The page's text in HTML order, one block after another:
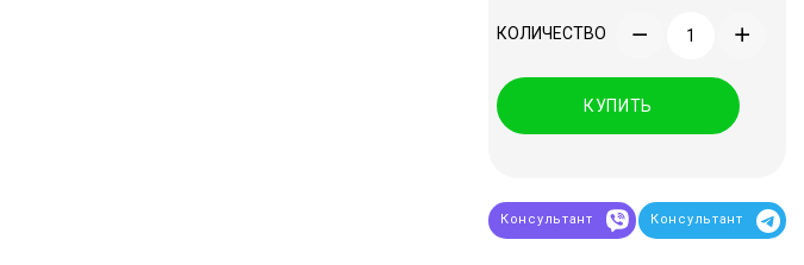
КОЛИЧЕСТВО
КУПИТЬ
Консультант Консультант